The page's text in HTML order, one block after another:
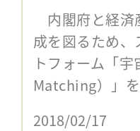
内閣府と経済
成を図るため
トフォーム「
Matching）」
2018/02/17